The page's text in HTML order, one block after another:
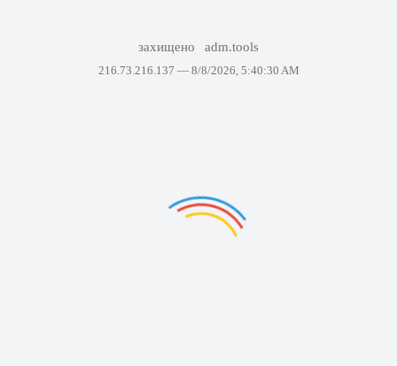
захищено adm.tools
216.73.216.137 — 8/8/2026, 5:40:30 AM